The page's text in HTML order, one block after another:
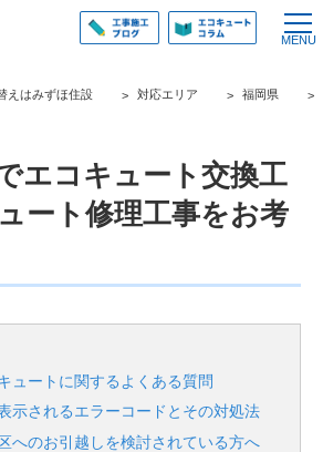
えはみずほ住設 対応エリア
福岡県
エコキュート交換工
ート修理工事をお考
ュートに関するよくある質問
示されるエラーコードとその対処法
へのお引越しを検討されている方へ